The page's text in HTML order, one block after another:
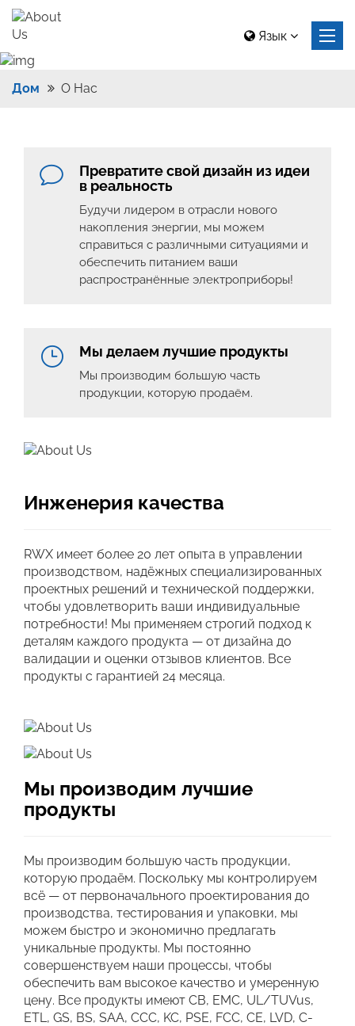
Язык
Дом О Нас
Превратите свой дизайн из идеи
в реальность
Будучи лидером в отрасли нового
накопления энергии, мы можем
справиться с различными ситуациями и
обеспечить питанием ваши
распространённые электроприборы!
Мы делаем лучшие продукты
Мы производим большую часть
продукции, которую продаём.
Инженерия качества
RWX имеет более 20 лет опыта в управлении
производством, надёжных специализированных
проектных решений и технической поддержки,
чтобы удовлетворить ваши индивидуальные
потребности! Мы применяем строгий подход к
деталям каждого продукта — от дизайна до
валидации и оценки отзывов клиентов. Все
продукты с гарантией 24 месяца.
Мы производим лучшие
продукты
Мы производим большую часть продукции,
которую продаём. Поскольку мы контролируем
всё — от первоначального проектирования до
производства, тестирования и упаковки, мы
можем быстро и экономично предлагать
уникальные продукты. Мы постоянно
совершенствуем наши процессы, чтобы
обеспечить вам высокое качество и умеренную
цену. Все продукты имеют CB, EMC, UL/TUVus,
ETL, GS, BS, SAA, CCC, KC, PSE, FCC, CE, LVD, C-